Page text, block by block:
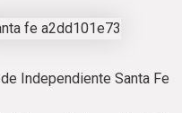
Independiente Santa Fe